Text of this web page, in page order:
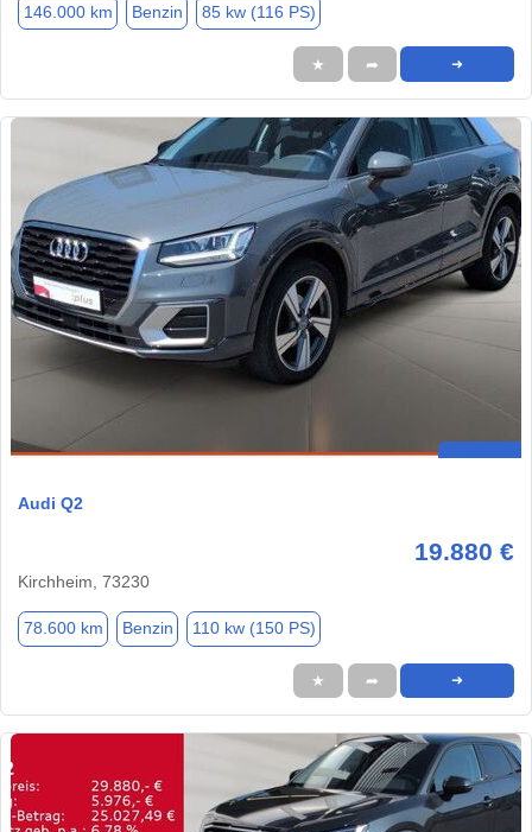
146.000 km Benzin 85 kw (116 PS)
★ ➦ ➜
Audi Q2
19.880 €
Kirchheim, 73230
78.600 km Benzin 110 kw (150 PS)
★ ➦ ➜